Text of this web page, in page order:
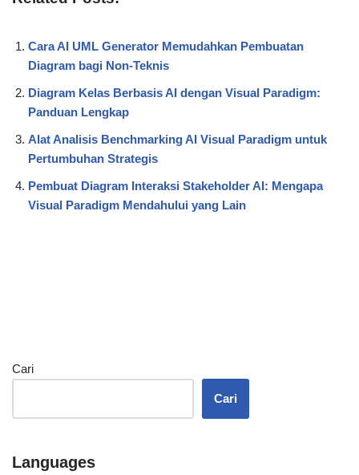
Cara AI UML Generator Memudahkan Pembuatan
Diagram bagi Non-Teknis
Diagram Kelas Berbasis AI dengan Visual Paradigm:
Panduan Lengkap
Alat Analisis Benchmarking AI Visual Paradigm untuk
Pertumbuhan Strategis
Pembuat Diagram Interaksi Stakeholder AI: Mengapa
Visual Paradigm Mendahului yang Lain
Cari
Cari
Languages